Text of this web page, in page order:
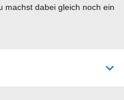
machst dabei gleich noch ein